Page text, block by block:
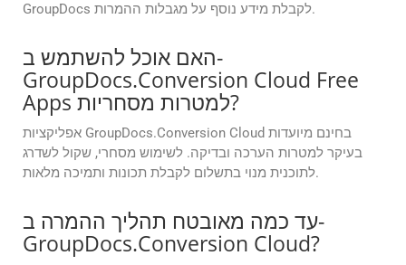
GroupDocs לקבלת מידע נוסף על מגבלות ההמרות.
האם אוכל להשתמש ב-
GroupDocs.Conversion Cloud Free
Apps למטרות מסחריות?
אפליקציות GroupDocs.Conversion Cloud בחינם מיועדות
בעיקר למטרות הערכה ובדיקה. לשימוש מסחרי, שקול לשדרג
לתוכנית מנוי בתשלום לקבלת תכונות ותמיכה מלאות.
עד כמה מאובטח תהליך ההמרה ב-
GroupDocs.Conversion Cloud?